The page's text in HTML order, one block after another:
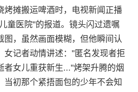
烤摊搬运啤酒时，电视新闻正播
童医院"的报道。镜头闪过遗嘱
图，虽然画面模糊，但他瞬间认
女记者动情讲述："匿名发现者拒
者女儿重获新生..."烤架升腾的烟
当初那个紧捂面包的少年不会知